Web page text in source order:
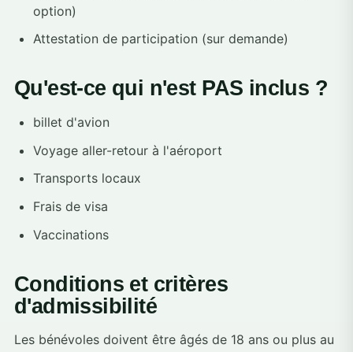
option)
Attestation de participation (sur demande)
Qu'est-ce qui n'est PAS inclus ?
billet d'avion
Voyage aller-retour à l'aéroport
Transports locaux
Frais de visa
Vaccinations
Conditions et critères
d'admissibilité
Les bénévoles doivent être âgés de 18 ans ou plus au